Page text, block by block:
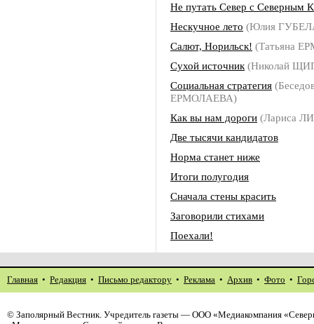
Не путать Север с Северным
Нескучное лето (Юлия
Салют, Норильск! (Татьяна
Сухой источник (Николай
Социальная стратегия
ЕРМОЛАЕВА)
Как вы нам дороги (Лариса
Две тысячи кандидатов
Норма станет ниже
Итоги полугодия
Сначала стены красить
Заговорили стихами
Поехали!
Главная • Редакция • Письмо редактору • Реклама • Архив • Фото •
© Заполярный Вестник. Учредитель газеты — ООО «Медиакомпания